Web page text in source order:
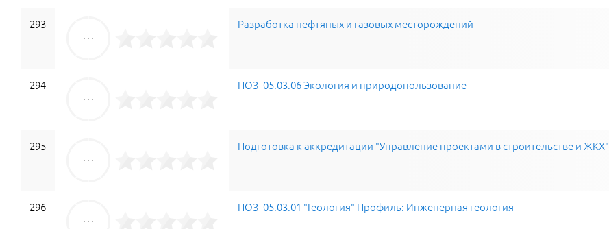
293 Разработка нефтяных и газовых месторождений
294 ПОЗ_05.03.06 Экология и природопользование
295 Подготовка к аккредитации "Управление проектами в строительстве и ЖКХ"
296 ПОЗ_05.03.01 "Геология" Профиль: Инженерная геология